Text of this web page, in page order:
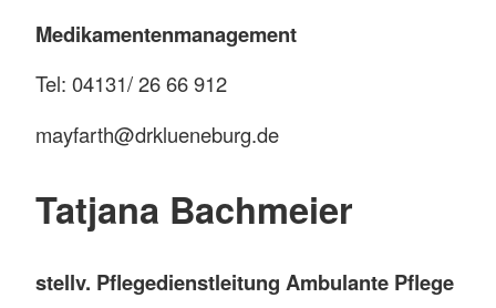
Medikamentenmanagement
Tel: 04131/ 26 66 912
mayfarth@drklueneburg.de
Tatjana Bachmeier
stellv. Pflegedienstleitung Ambulante Pflege